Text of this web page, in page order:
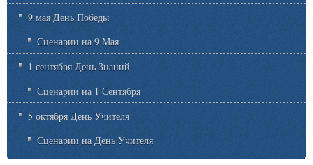
9 мая День Победы
Сценарии на 9 Мая
1 сентября День Знаний
Сценарии на 1 Сентября
5 октября День Учителя
Сценарии на День Учителя